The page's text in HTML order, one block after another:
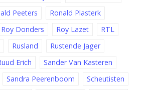
Peeters
Ronald Plasterk
Roy Donders Roy Lazet
RTL
Rusland
Rustende Jager
Erich
Sander Van Kasteren
Sandra Peerenboom
Scheutisten